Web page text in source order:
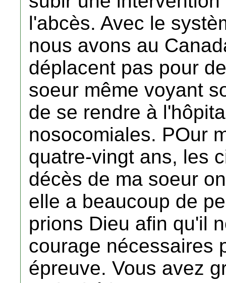
l'abcès. Avec le
nous avons au
déplacent pas pour
soeur même voyant
de se rendre à
nosocomiales. POur
quatre-vingt ans, les
décès de ma soeur
elle a beaucoup de
prions Dieu afin qu'il
courage nécessaires
épreuve. Vous avez